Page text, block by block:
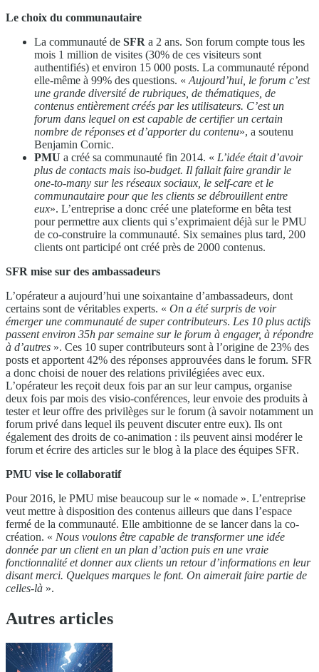
Le choix du communautaire
La communauté de SFR a 2 ans. Son forum compte tous les
mois 1 million de visites (30% de ces visiteurs sont
authentifiés) et environ 15 000 posts. La communauté répond
elle-même à 99% des questions. « Aujourd’hui, le forum c’est
une grande diversité de rubriques, de thématiques, de
contenus entièrement créés par les utilisateurs. C’est un
forum dans lequel on est capable de certifier un certain
nombre de réponses et d’apporter du contenu», a soutenu
Benjamin Cornic.
PMU a créé sa communauté fin 2014. « L’idée était d’avoir
plus de contacts mais iso-budget. Il fallait faire grandir le
one-to-many sur les réseaux sociaux, le self-care et le
communautaire pour que les clients se débrouillent entre
eux». L’entreprise a donc créé une plateforme en bêta test
pour permettre aux clients qui s’exprimaient déjà sur le PMU
de co-construire la communauté. Six semaines plus tard, 200
clients ont participé ont créé près de 2000 contenus.
SFR mise sur des ambassadeurs
L’opérateur a aujourd’hui une soixantaine d’ambassadeurs, dont
certains sont de véritables experts. « On a été surpris de voir
émerger une communauté de super contributeurs. Les 10 plus actifs
passent environ 35h par semaine sur le forum à engager, à répondre
à d’autres ». Ces 10 super contributeurs sont à l’origine de 23% des
posts et apportent 42% des réponses approuvées dans le forum. SFR
a donc choisi de nouer des relations privilégiées avec eux.
L’opérateur les reçoit deux fois par an sur leur campus, organise
deux fois par mois des visio-conférences, leur envoie des produits à
tester et leur offre des privilèges sur le forum (à savoir notamment un
forum privé dans lequel ils peuvent discuter entre eux). Ils ont
également des droits de co-animation : ils peuvent ainsi modérer le
forum et écrire des articles sur le blog à la place des équipes SFR.
PMU vise le collaboratif
Pour 2016, le PMU mise beaucoup sur le « nomade ». L’entreprise
veut mettre à disposition des contenus ailleurs que dans l’espace
fermé de la communauté. Elle ambitionne de se lancer dans la co-
création. « Nous voulons être capable de transformer une idée
donnée par un client en un plan d’action puis en une vraie
fonctionnalité et donner aux clients un retour d’informations en leur
disant merci. Quelques marques le font. On aimerait faire partie de
celles-là ».
Autres articles